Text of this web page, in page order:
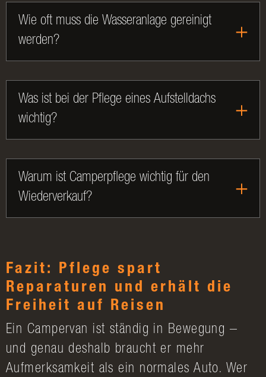
Wie oft muss die Wasseranlage gereinigt
werden?
Was ist bei der Pflege eines Aufstelldachs
wichtig?
Warum ist Camperpflege wichtig für den
Wiederverkauf?
Fazit: Pflege spart
Reparaturen und erhält die
Freiheit auf Reisen
Ein Campervan ist ständig in Bewegung –
und genau deshalb braucht er mehr
Aufmerksamkeit als ein normales Auto. Wer